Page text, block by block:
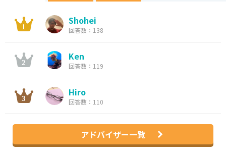
Shohei
回答数：138
Ken
回答数：119
Hiro
回答数：110
アドバイザー一覧